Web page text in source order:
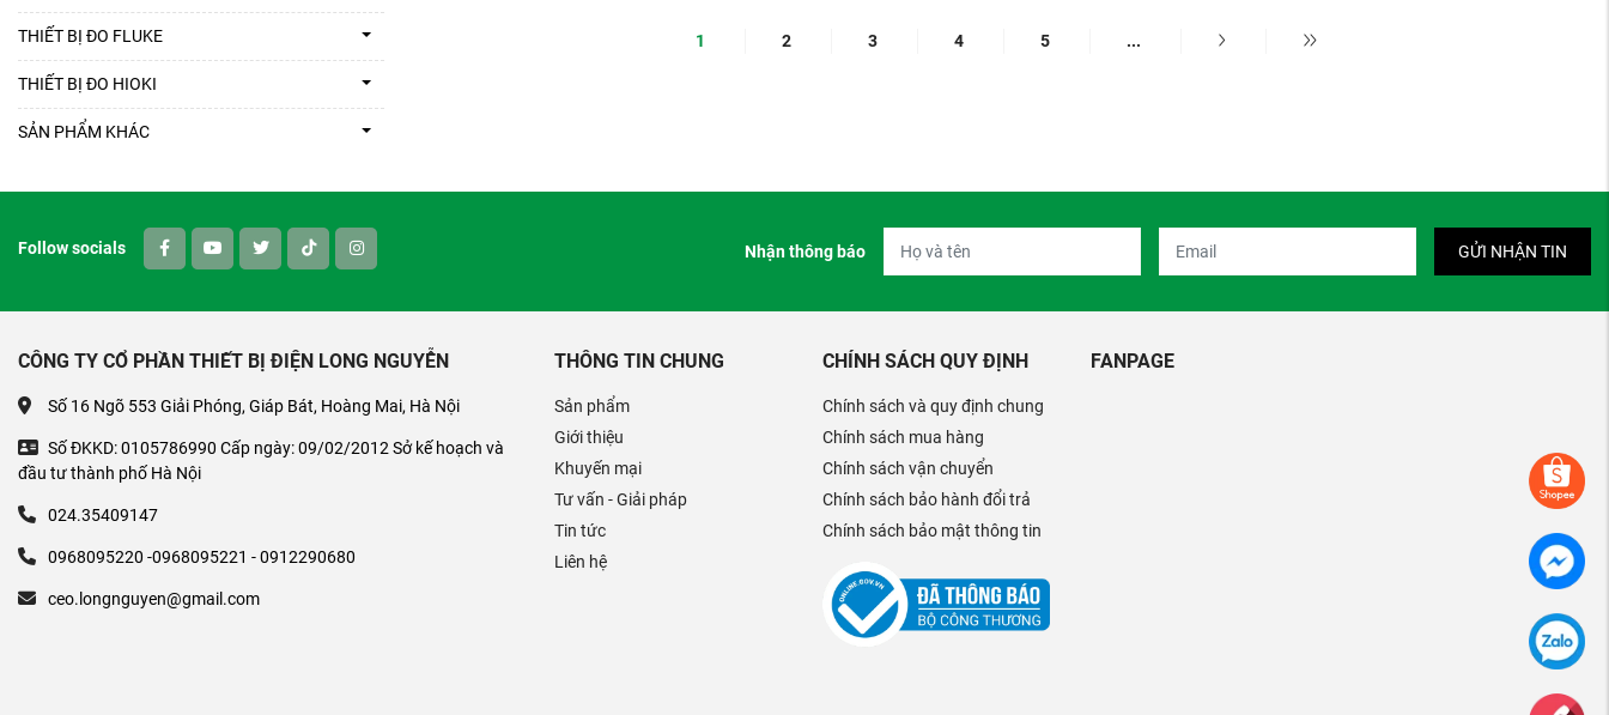
THIẾT BỊ ĐO FLUKE
THIẾT BỊ ĐO HIOKI
SẢN PHẨM KHÁC
1 2 3 4 5 ...
Follow socials Nhận thông báo GỬI NHẬN TIN
CÔNG TY CỔ PHẦN THIẾT BỊ ĐIỆN LONG NGUYỄN
Số 16 Ngõ 553 Giải Phóng, Giáp Bát, Hoàng Mai, Hà Nội
Số ĐKKD: 0105786990 Cấp ngày: 09/02/2012 Sở kế hoạch và
đầu tư thành phố Hà Nội
024.35409147
0968095220 -0968095221 - 0912290680
ceo.longnguyen@gmail.com
THÔNG TIN CHUNG
Sản phẩm
Giới thiệu
Khuyến mại
Tư vấn - Giải pháp
Tin tức
Liên hệ
CHÍNH SÁCH QUY ĐỊNH
Chính sách và quy định chung
Chính sách mua hàng
Chính sách vận chuyển
Chính sách bảo hành đổi trả
Chính sách bảo mật thông tin
FANPAGE